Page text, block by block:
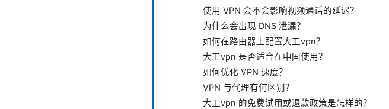
使用 VPN 会不会影响视频通话的延迟？
为什么会出现 DNS 泄漏？
如何在路由器上配置大工vpn？
大工vpn 是否适合在中国使用？
如何优化 VPN 速度？
VPN 与代理有何区别？
大工vpn 的免费试用或退款政策是怎样的？